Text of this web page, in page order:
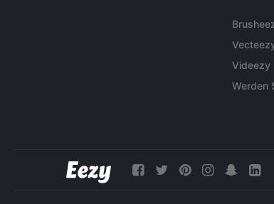
Videezy
Werden